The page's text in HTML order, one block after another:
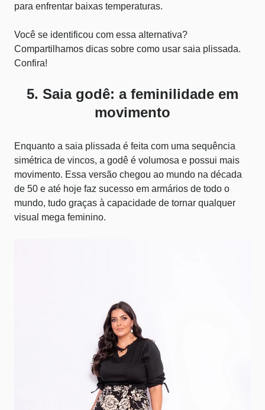
para enfrentar baixas temperaturas.
Você se identificou com essa alternativa?
Compartilhamos dicas sobre como usar saia plissada.
Confira!
5. Saia godê: a feminilidade em
movimento
Enquanto a saia plissada é feita com uma sequência
simétrica de vincos, a godê é volumosa e possui mais
movimento. Essa versão chegou ao mundo na década
de 50 e até hoje faz sucesso em armários de todo o
mundo, tudo graças à capacidade de tornar qualquer
visual mega feminino.